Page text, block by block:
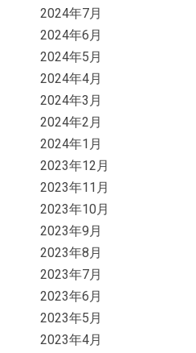
2024年7月
2024年6月
2024年5月
2024年4月
2024年3月
2024年2月
2024年1月
2023年12月
2023年11月
2023年10月
2023年9月
2023年8月
2023年7月
2023年6月
2023年5月
2023年4月